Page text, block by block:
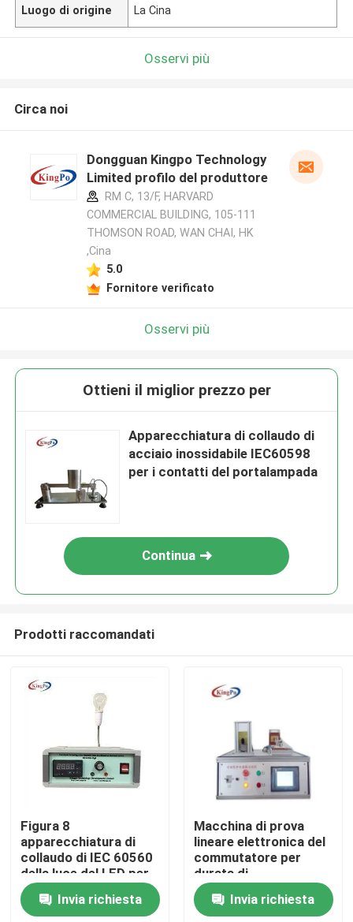
Casa
Prodotti
Circa noi
Luogo di origine La Cina
Osservi più
Circa noi
Dongguan Kingpo Technology
Limited profilo del produttore
RM C, 13/F, HARVARD
COMMERCIAL BUILDING, 105-111
THOMSON ROAD, WAN CHAI, HK
,Cina
5.0
Fornitore verificato
Osservi più
Ottieni il miglior prezzo per
Apparecchiatura di collaudo di
acciaio inossidabile IEC60598
per i contatti del portalampada
Continua
Prodotti raccomandati
Figura 8
apparecchiatura di
collaudo di IEC 60560
della luce del LED per
la lampada non di
DimmableInvia richiesta
Macchina di prova
lineare elettronica del
commutatore per
durata di
funzionamento di
capacitàInvia richiesta